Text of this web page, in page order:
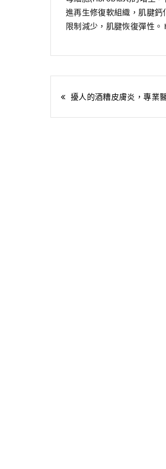
進再生修復軟組織，肌腱
限制減少，肌腱恢復彈性。
文
章
擾人的酒糟皮膚炎，專業